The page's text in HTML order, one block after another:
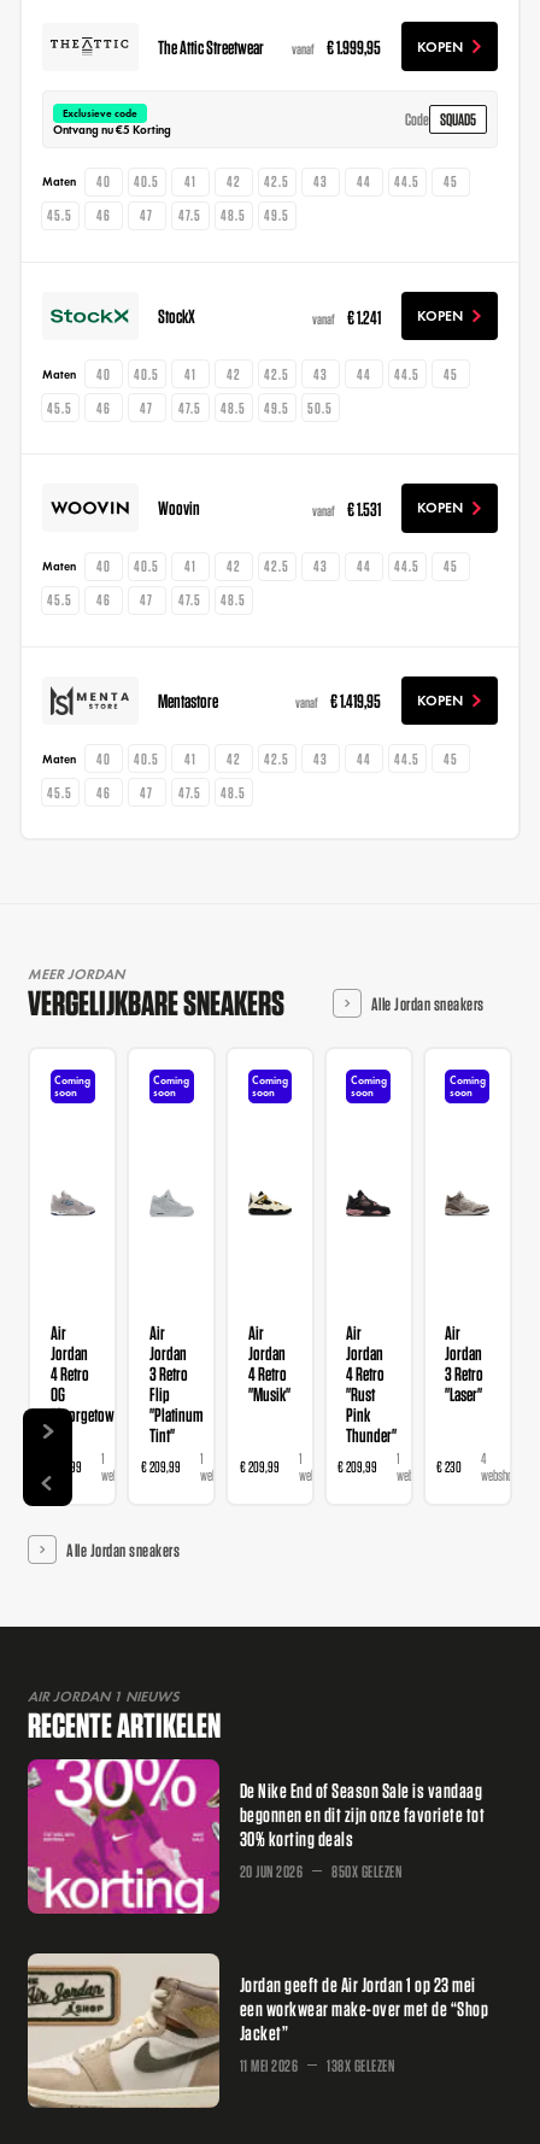
The Attic Streetwear vanaf € 1.999,95 KOPEN
Exclusieve code
Ontvang nu €5 Korting
Code SQUAD5
Maten 40 40.5 41 42 42.5 43 44 44.5
45
45.5
46 47 47.5 48.5 49.5
StockX vanaf € 1.241 KOPEN
Maten 40 40.5 41 42 42.5 43 44 44.5
45
45.5
46 47 47.5 48.5 49.5 50.5
Woovin vanaf € 1.531 KOPEN
Maten 40 40.5 41 42 42.5 43 44 44.5
45
45.5
46 47 47.5 48.5
Mentastore vanaf € 1.419,95 KOPEN
Maten 40 40.5 41 42 42.5 43 44 44.5
45
45.5
46 47 47.5 48.5
MEER JORDAN
VERGELIJKBARE SNEAKERS Alle Jordan sneakers
Coming
soon
Air
Jordan
4 Retro
OG
"Georgetown"
€ 209,99
1
webshop
Coming
soon
Air
Jordan
3 Retro
Flip
"Platinum
Tint"
€ 209,99
1
webshop
Coming
soon
Air
Jordan
4 Retro
"Musik"
€ 209,99
1
webshop
Coming
soon
Air
Jordan
4 Retro
"Rust
Pink
Thunder"
€ 209,99
1
webshop
Coming
soon
Air
Jordan
3 Retro
"Laser"
€ 230
4
webshops
Alle Jordan sneakers
AIR JORDAN 1 NIEUWS
RECENTE ARTIKELEN
De Nike End of Season Sale is vandaag
begonnen en dit zijn onze favoriete tot
30% korting deals
20 JUN 2026 850X GELEZEN
Jordan geeft de Air Jordan 1 op 23 mei
een workwear make-over met de “Shop
Jacket”
11 MEI 2026 138X GELEZEN